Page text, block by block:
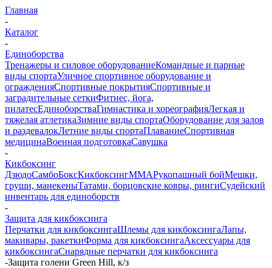
Главная
-
Каталог
-
Единоборства
Тренажеры и силовое оборудованиеКомандные и парные
виды спортаУличное спортивное оборудование и
огражденияСпортивные покрытияСпортивные и
заградительные сеткиФитнес, йога,
пилатесЕдиноборстваГимнастика и хореографияЛегкая и
тяжелая атлетикаЗимние виды спортаОборудование для залов
и раздевалокЛетние виды спортаПлаваниеСпортивная
медицинаВоенная подготовкаСавушка
-
Кикбоксинг
ДзюдоСамбоБоксКикбоксингММАРукопашный бойМешки,
груши, манекеныТатами, борцовские ковры, рингиСудейский
инвентарь для единоборств
-
Защита для кикбоксинга
Перчатки для кикбоксингаШлемы для кикбоксингаЛапы,
макивары, ракеткиФорма для кикбоксингаАксессуары для
кикбоксингаСнарядные перчатки для кикбоксинга
-Защита голени Green Hill, к/з